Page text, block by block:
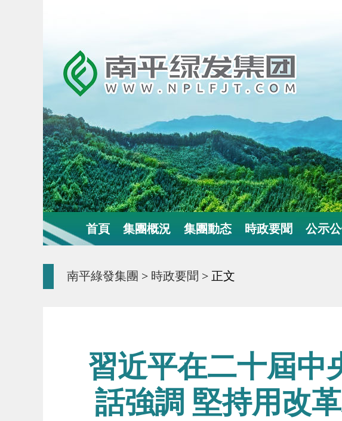
首頁 集團概況 集團動态 時政要聞 公示
南平綠發集團 > 時政要聞 > 正文
習近平在二十屆中
話強調 堅持用改